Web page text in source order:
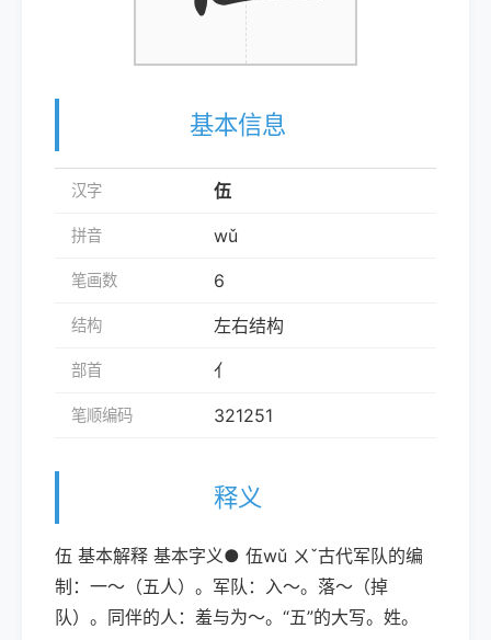
基本信息
汉字 伍
拼音 wǔ
笔画数 6
结构 左右结构
部首 亻
笔顺编码 321251
释义
伍 基本解释 基本字义● 伍wǔ ㄨˇ古代军队的编
制：一～（五人）。军队：入～。落～（掉
队）。同伴的人：羞与为～。“五”的大写。姓。